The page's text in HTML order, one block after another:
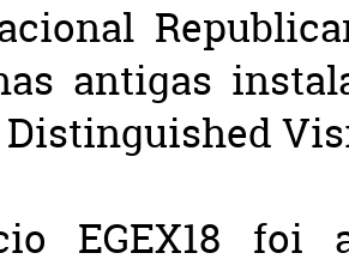
antigas
EGEX18